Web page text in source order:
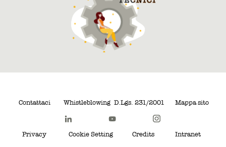
Contattaci Whistleblowing D.Lgs. 231/2001 Mappa sito
Privacy Cookie Setting Credits Intranet